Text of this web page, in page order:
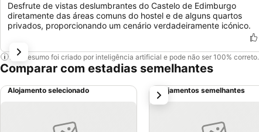
Desfrute de vistas deslumbrantes do Castelo de Edimburgo
diretamente das áreas comuns do hostel e de alguns quartos
privados, proporcionando um cenário verdadeiramente icónico.
Este resumo foi criado por inteligência artificial e pode não ser 100% correto.
Comparar com estadias semelhantes
Alojamento selecionado Alojamentos semelhantes
próximo